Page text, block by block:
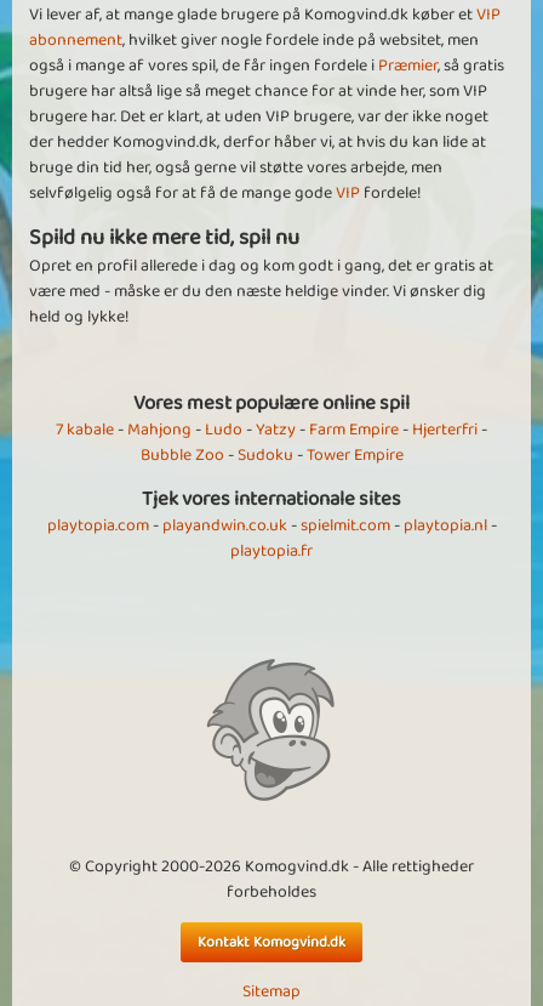
Vi lever af, at mange glade brugere på Komogvind.dk køber etVIP
abonnement, hvilket giver nogle fordele inde på websitet, men
også i mange af vores spil, de får ingen fordele iPræmier, så gratis
brugere har altså lige så meget chance for at vinde her, som VIP
brugere har. Det er klart, at uden VIP brugere, var der ikke noget
der hedder Komogvind.dk, derfor håber vi, at hvis du kan lide at
bruge din tid her, også gerne vil støtte vores arbejde, men
selvfølgelig også for at få de mange godeVIPfordele!
Spild nu ikke mere tid, spil nu
Opret en profil allerede i dag og kom godt i gang, det er gratis at
være med - måske er du den næste heldige vinder. Vi ønsker dig
held og lykke!
Vores mest populære online spil
7 kabale-Mahjong-Ludo-Yatzy-Farm Empire-Hjerterfri-
Bubble Zoo-Sudoku-Tower Empire
Tjek vores internationale sites
playtopia.com-playandwin.co.uk-spielmit.com-playtopia.nl-
playtopia.fr
© Copyright 2000-2026 Komogvind.dk - Alle rettigheder
forbeholdes
Kontakt Komogvind.dk
Sitemap